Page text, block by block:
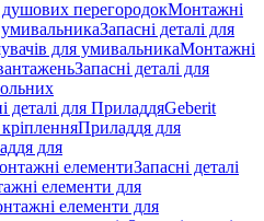
перегородокМонтажні
Запасні деталі для
для умивальникаМонтажні
Запасні деталі для
деталі для ПриладдяGeberit
Приладдя для
для
елементиЗапасні деталі
елементи для
елементи для